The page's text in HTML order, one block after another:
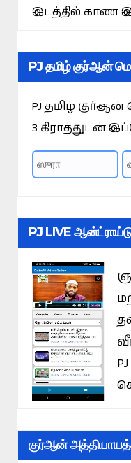
இடத்தில் காண
PJ தமிழ் குர்ஆன்
PJ தமிழ்
3 கிராத்துடன்
PJ LIVE
குர்ஆன்